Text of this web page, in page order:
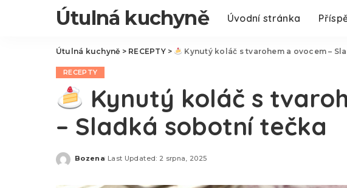
Útulná kuchyně Úvodní stránka
Útulná kuchyně > RECEPTY> Kynutý koláč s tvarohem a ovocem –
RECEPTY
Kynutý koláč s
– Sladká sobotní tečka
Posted
Bozena Last Updated: 2 srpna, 2025